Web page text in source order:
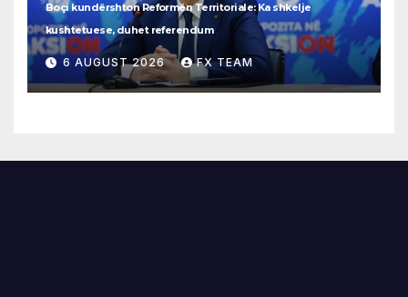
Boçi kundërshton Reformën Territoriale: Ka shkelje
kushtetuese, duhet referendum
6 AUGUST 2026 FX TEAM